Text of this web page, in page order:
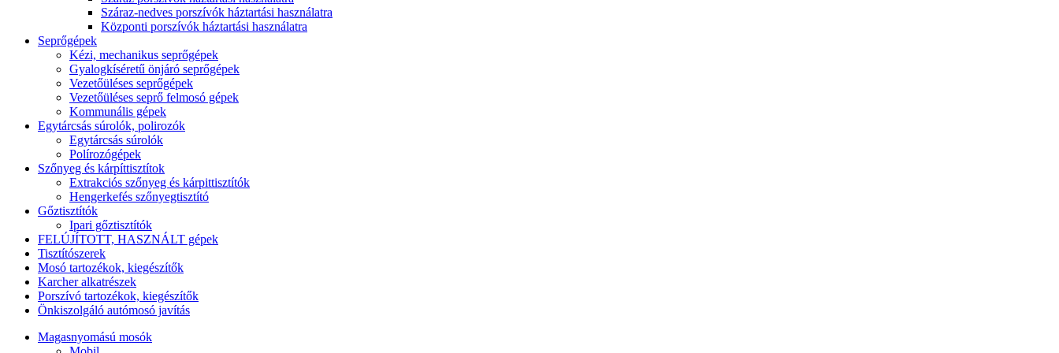
Száraz-nedves porszívók háztartási használatra
Központi porszívók háztartási használatra
Seprőgépek
Kézi, mechanikus seprőgépek
Gyalogkíséretű önjáró seprőgépek
Vezetőüléses seprőgépek
Vezetőüléses seprő felmosó gépek
Kommunális gépek
Egytárcsás súrolók, polirozók
Egytárcsás súrolók
Polírozógépek
Szőnyeg és kárpíttisztítok
Extrakciós szőnyeg és kárpittisztítók
Hengerkefés szőnyegtisztító
Gőztisztítók
Ipari gőztisztítók
FELÚJÍTOTT, HASZNÁLT gépek
Tisztítószerek
Mosó tartozékok, kiegészítők
Karcher alkatrészek
Porszívó tartozékok, kiegészítők
Önkiszolgáló autómosó javítás
Magasnyomású mosók